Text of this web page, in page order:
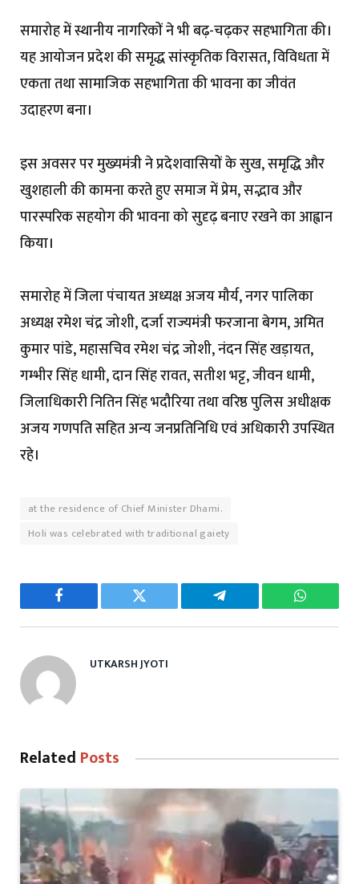
समारोह में स्थानीय नागरिकों ने भी बढ़-चढ़कर सहभागिता की।
यह आयोजन प्रदेश की समृद्ध सांस्कृतिक विरासत, विविधता में
एकता तथा सामाजिक सहभागिता की भावना का जीवंत
उदाहरण बना।
इस अवसर पर मुख्यमंत्री ने प्रदेशवासियों के सुख, समृद्धि और
खुशहाली की कामना करते हुए समाज में प्रेम, सद्भाव और
पारस्परिक सहयोग की भावना को सुदृढ़ बनाए रखने का आह्वान
किया।
समारोह में जिला पंचायत अध्यक्ष अजय मौर्य, नगर पालिका
अध्यक्ष रमेश चंद्र जोशी, दर्जा राज्यमंत्री फरजाना बेगम, अमित
कुमार पांडे, महासचिव रमेश चंद्र जोशी, नंदन सिंह खड़ायत,
गम्भीर सिंह धामी, दान सिंह रावत, सतीश भट्ट, जीवन धामी,
जिलाधिकारी नितिन सिंह भदौरिया तथा वरिष्ठ पुलिस अधीक्षक
अजय गणपति सहित अन्य जनप्रतिनिधि एवं अधिकारी उपस्थित
रहे।
at the residence of Chief Minister Dhami.
Holi was celebrated with traditional gaiety
Facebook Twitter Telegram
UTKARSH JYOTI
Related Posts